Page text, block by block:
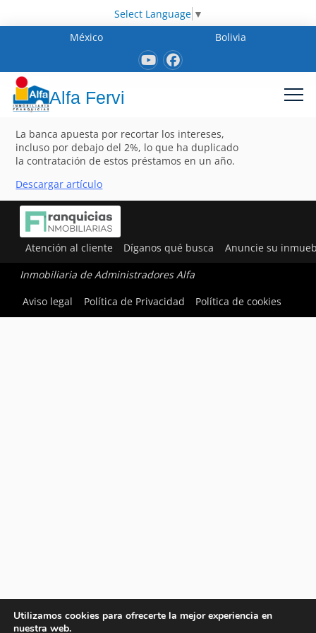
Select Language ▼
México
Bolivia
Alfa Fervi
La banca apuesta por recortar los intereses,
incluso por debajo del 2%, lo que ha duplicado
la contratación de estos préstamos en un año.
Descargar artículo
Atención al cliente Díganos qué busca Anuncie su
Inmobiliaria de Administradores Alfa
Aviso legal
Política de Privacidad Política de cookies
Utilizamos cookies para ofrecerte la mejor experiencia en
nuestra web.